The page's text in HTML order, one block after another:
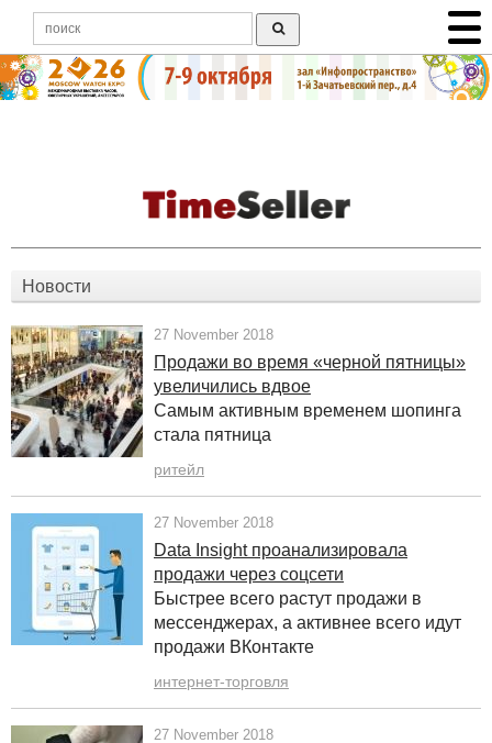
Новости
27 November 2018
Продажи во время «черной пятницы»
увеличились вдвое
Самым активным временем шопинга
стала пятница
ритейл
27 November 2018
Data Insight проанализировала
продажи через соцсети
Быстрее всего растут продажи в
мессенджерах, а активнее всего идут
продажи ВКонтакте
интернет-торговля
27 November 2018